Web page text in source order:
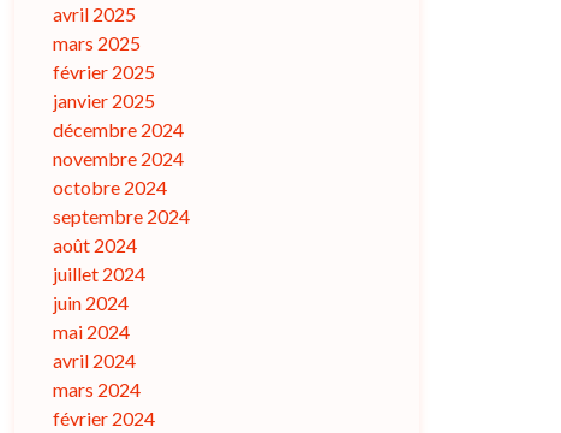
avril 2025
mars 2025
février 2025
janvier 2025
décembre 2024
novembre 2024
octobre 2024
septembre 2024
août 2024
juillet 2024
juin 2024
mai 2024
avril 2024
mars 2024
février 2024